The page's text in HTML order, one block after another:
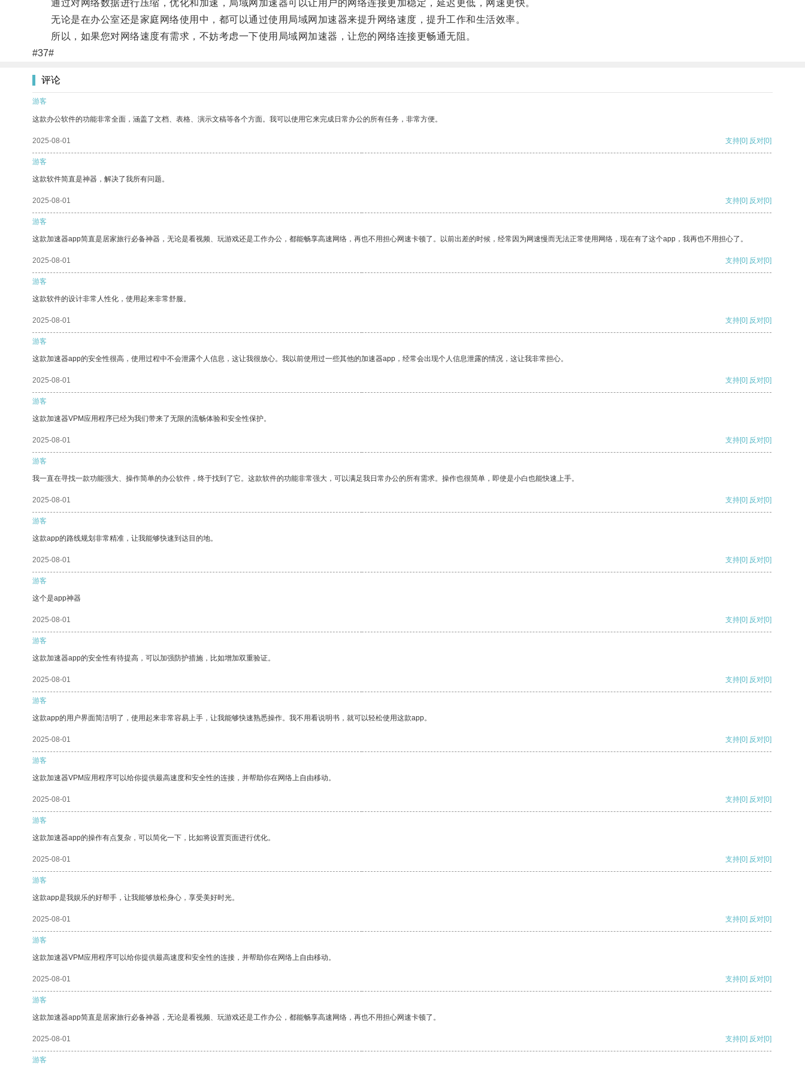
通过对网络数据进行压缩，优化和加速，局域网加速器可以让用户的网络连接更加稳定，延迟更低，网速更快。
无论是在办公室还是家庭网络使用中，都可以通过使用局域网加速器来提升网络速度，提升工作和生活效率。
所以，如果您对网络速度有需求，不妨考虑一下使用局域网加速器，让您的网络连接更畅通无阻。
#37#
评论
游客
这款办公软件的功能非常全面，涵盖了文档、表格、演示文稿等各个方面。我可以使用它来完成日常办公的所有任务，非常方便。
2025-08-01 支持[0] 反对[0]
游客
这款软件简直是神器，解决了我所有问题。
2025-08-01 支持[0] 反对[0]
游客
这款加速器app简直是居家旅行必备神器，无论是看视频、玩游戏还是工作办公，都能畅享高速网络，再也不用担心网速卡顿了。以前出差的时候，经常因为网速慢而无法正常使用网络，现在有了这个app，我再也不用担心了。
2025-08-01 支持[0] 反对[0]
游客
这款软件的设计非常人性化，使用起来非常舒服。
2025-08-01 支持[0] 反对[0]
游客
这款加速器app的安全性很高，使用过程中不会泄露个人信息，这让我很放心。我以前使用过一些其他的加速器app，经常会出现个人信息泄露的情况，这让我非常担心。
2025-08-01 支持[0] 反对[0]
游客
这款加速器VPM应用程序已经为我们带来了无限的流畅体验和安全性保护。
2025-08-01 支持[0] 反对[0]
游客
我一直在寻找一款功能强大、操作简单的办公软件，终于找到了它。这款软件的功能非常强大，可以满足我日常办公的所有需求。操作也很简单，即使是小白也能快速上手。
2025-08-01 支持[0] 反对[0]
游客
这款app的路线规划非常精准，让我能够快速到达目的地。
2025-08-01 支持[0] 反对[0]
游客
这个是app神器
2025-08-01 支持[0] 反对[0]
游客
这款加速器app的安全性有待提高，可以加强防护措施，比如增加双重验证。
2025-08-01 支持[0] 反对[0]
游客
这款app的用户界面简洁明了，使用起来非常容易上手，让我能够快速熟悉操作。我不用看说明书，就可以轻松使用这款app。
2025-08-01 支持[0] 反对[0]
游客
这款加速器VPM应用程序可以给你提供最高速度和安全性的连接，并帮助你在网络上自由移动。
2025-08-01 支持[0] 反对[0]
游客
这款加速器app的操作有点复杂，可以简化一下，比如将设置页面进行优化。
2025-08-01 支持[0] 反对[0]
游客
这款app是我娱乐的好帮手，让我能够放松身心，享受美好时光。
2025-08-01 支持[0] 反对[0]
游客
这款加速器VPM应用程序可以给你提供最高速度和安全性的连接，并帮助你在网络上自由移动。
2025-08-01 支持[0] 反对[0]
游客
这款加速器app简直是居家旅行必备神器，无论是看视频、玩游戏还是工作办公，都能畅享高速网络，再也不用担心网速卡顿了。
2025-08-01 支持[0] 反对[0]
游客